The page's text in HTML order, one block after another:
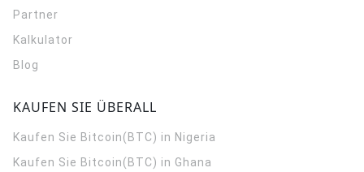
Partner
Kalkulator
Blog
KAUFEN SIE ÜBERALL
Kaufen Sie Bitcoin(BTC) in Nigeria
Kaufen Sie Bitcoin(BTC) in Ghana